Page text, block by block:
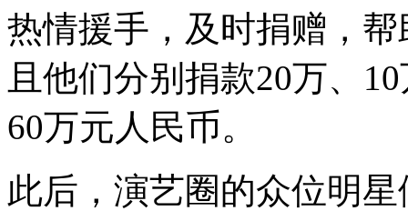
热情援手，及时捐赠，
且他们分别捐款20万、
60万元人民币。
此后，演艺圈的众位明